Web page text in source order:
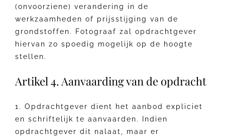
(onvoorziene) verandering in de
werkzaamheden of prijsstijging van de
grondstoffen. Fotograaf zal opdrachtgever
hiervan zo spoedig mogelijk op de hoogte
stellen.
Artikel 4. Aanvaarding van de opdracht
1. Opdrachtgever dient het aanbod expliciet
en schriftelijk te aanvaarden. Indien
opdrachtgever dit nalaat, maar er